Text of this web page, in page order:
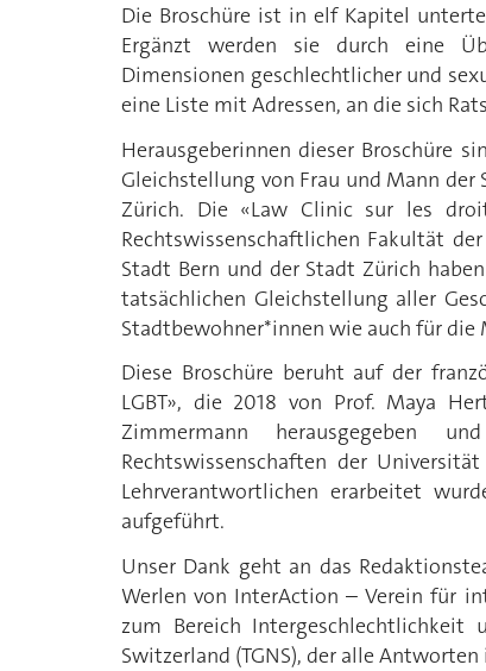
Die Broschüre ist in elf Kapitel
Ergänzt werden sie durch eine
Dimensionen geschlechtlicher und
eine Liste mit Adressen, an die sich
Herausgeberinnen dieser Broschüre
Gleichstellung von Frau und Mann
Zürich. Die «Law Clinic sur les
Rechtswissenschaftlichen Fakultät
Stadt Bern und der Stadt Zürich
tatsächlichen Gleichstellung aller
Stadtbewohner*innen wie auch für
Diese Broschüre beruht auf der
LGBT», die 2018 von Prof. Maya
Zimmermann herausgegeben
Rechtswissenschaften der
Lehrverantwortlichen erarbeitet
aufgeführt.
Unser Dank geht an das
Werlen von InterAction – Verein für
zum Bereich Intergeschlechtlichkeit
Switzerland (TGNS), der alle